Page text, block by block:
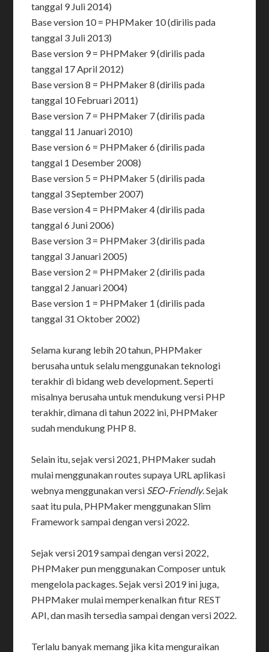
tanggal 9 Juli 2014)
Base version 10 = PHPMaker 10 (dirilis pada
tanggal 3 Juli 2013)
Base version 9 = PHPMaker 9 (dirilis pada
tanggal 17 April 2012)
Base version 8 = PHPMaker 8 (dirilis pada
tanggal 10 Februari 2011)
Base version 7 = PHPMaker 7 (dirilis pada
tanggal 11 Januari 2010)
Base version 6 = PHPMaker 6 (dirilis pada
tanggal 1 Desember 2008)
Base version 5 = PHPMaker 5 (dirilis pada
tanggal 3 September 2007)
Base version 4 = PHPMaker 4 (dirilis pada
tanggal 6 Juni 2006)
Base version 3 = PHPMaker 3 (dirilis pada
tanggal 3 Januari 2005)
Base version 2 = PHPMaker 2 (dirilis pada
tanggal 2 Januari 2004)
Base version 1 = PHPMaker 1 (dirilis pada
tanggal 31 Oktober 2002)
Selama kurang lebih 20 tahun, PHPMaker
berusaha untuk selalu menggunakan teknologi
terakhir di bidang web development. Seperti
misalnya berusaha untuk mendukung versi PHP
terakhir, dimana di tahun 2022 ini, PHPMaker
sudah mendukung PHP 8.
Selain itu, sejak versi 2021, PHPMaker sudah
mulai menggunakan routes supaya URL aplikasi
webnya menggunakan versi SEO-Friendly. Sejak
saat itu pula, PHPMaker menggunakan Slim
Framework sampai dengan versi 2022.
Sejak versi 2019 sampai dengan versi 2022,
PHPMaker pun menggunakan Composer untuk
mengelola packages. Sejak versi 2019 ini juga,
PHPMaker mulai memperkenalkan fitur REST
API, dan masih tersedia sampai dengan versi 2022.
Terlalu banyak memang jika kita menguraikan